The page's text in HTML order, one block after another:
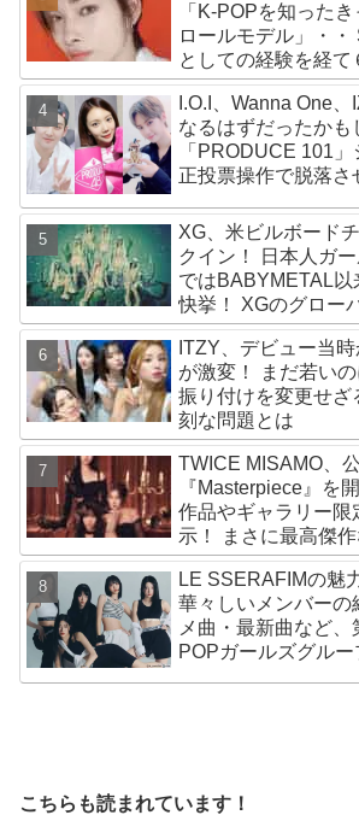
「K-POPを知った
ロールモデル」・
としての経験を経て
京ドームに帰還した
I.O.I、Wanna One
なるはずだったかも
「PRODUCE 101
正投票操作で脱落さ
XG、米ビルボード
クイン！ 日本人ガ
ではBABYMETAL以
快挙！ XGのグロー
らない…「コーチェ
日本人唯一の出演
ITZY、デビュー当
が激変！ まだ若いの
振り付けを変更せざ
刻な問題とは
TWICE MISAMO、
『Masterpiece』を
作品やギャラリー限
示！ まさに最高傑
LE SSERAFIMの魅
華々しいメンバーの
メ曲・最新曲など
POPガールズグル
こちらも読まれています！